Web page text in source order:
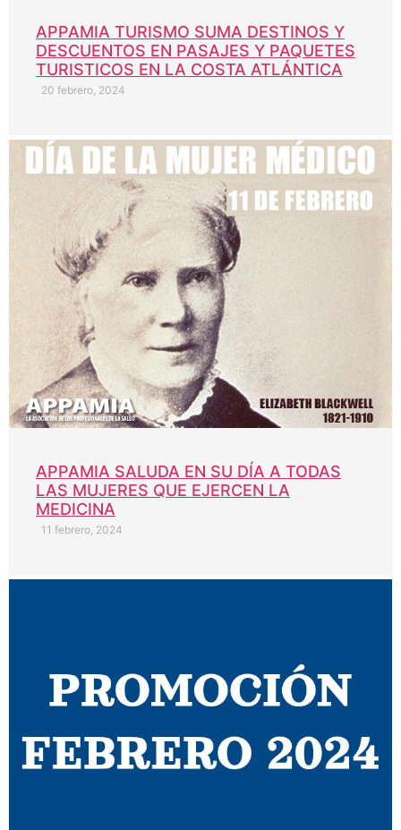
APPAMIA TURISMO SUMA DESTINOS Y
DESCUENTOS EN PASAJES Y PAQUETES
TURISTICOS EN LA COSTA ATLÁNTICA
20 febrero, 2024
APPAMIA SALUDA EN SU DÍA A TODAS
LAS MUJERES QUE EJERCEN LA
MEDICINA
11 febrero, 2024